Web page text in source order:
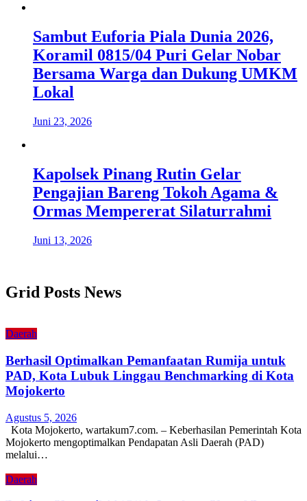
Sambut Euforia Piala Dunia 2026,
Koramil 0815/04 Puri Gelar Nobar
Bersama Warga dan Dukung UMKM
Lokal
Juni 23, 2026
Kapolsek Pinang Rutin Gelar
Pengajian Bareng Tokoh Agama &
Ormas Mempererat Silaturrahmi
Juni 13, 2026
Grid Posts News
Daerah
Berhasil Optimalkan Pemanfaatan Rumija untuk
PAD, Kota Lubuk Linggau Benchmarking di Kota
Mojokerto
Agustus 5, 2026
Kota Mojokerto, wartakum7.com. – Keberhasilan Pemerintah Kota
Mojokerto mengoptimalkan Pendapatan Asli Daerah (PAD)
melalui…
Daerah